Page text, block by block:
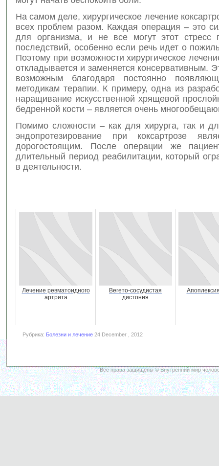
На самом деле, хирургическое лечение
всех проблем разом. Каждая операция – это
для организма, и не все могут этот стресс
последствий, особенно если речь идет о
Поэтому при возможности хирургическое
откладывается и заменяется консервативным.
возможным благодаря постоянно
методикам терапии. К примеру, одна из
наращивание искусственной хрящевой
бедренной кости – является очень
Помимо сложности – как для хирурга, так и
эндопротезирование при коксартрозе
дорогостоящим. После операции же
длительный период реабилитации, который
в деятельности.
Лечение ревматоидного
артрита
Вегето-сосудистая
дистония
Рубрика: Болезни и лечение 24 December , 2012
Все права защищены © Внутренний мир